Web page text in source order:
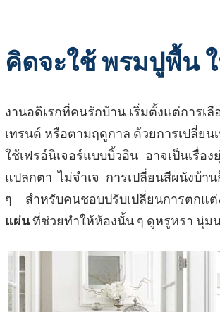
คิดจะใช้ พรมปูพื้น
งานอดิเรกที่คนรักบ้าน เริ่มตั้งแต่การเ
เทรนด์ หรือตามฤดูกาล ด้วยการเปลี่ย
ใช้เฟรอ์นิเจอร์แบบบิ้วอิน อาจเป็นเรื่อ
แปลกตา ไม่จำเจ การเปลี่ยนสีผนังบ้
ๆ สำหรับคนชอบปรับเปลี่ยนการตกแ
แผ่นที่ช่วยทำให้ห้องนั้น ๆ ดูหรูหรา นุ่ม